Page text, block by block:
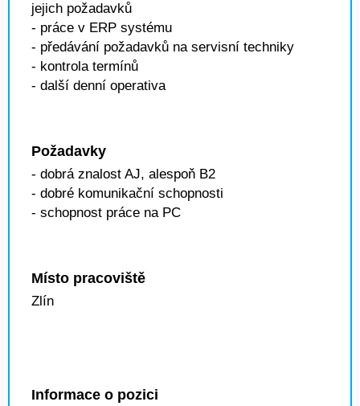
jejich požadavků
- práce v ERP systému
- předávání požadavků na servisní techniky
- kontrola termínů
- další denní operativa
Požadavky
- dobrá znalost AJ, alespoň B2
- dobré komunikační schopnosti
- schopnost práce na PC
Místo pracoviště
Zlín
Informace o pozici